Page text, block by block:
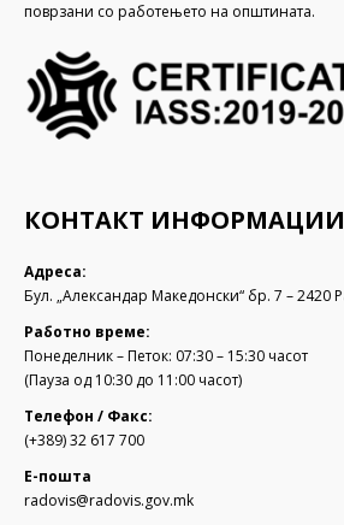
поврзани со работењето на општината.
КОНТАКТ ИНФОРМАЦИИ
Адреса:
Бул. „Александар Македонски“ бр. 7 – 2420
Работно време:
Понеделник – Петок: 07:30 – 15:30 часот
(Пауза од 10:30 до 11:00 часот)
Телефон / Факс:
(+389) 32 617 700
Е-пошта
radovis@radovis.gov.mk